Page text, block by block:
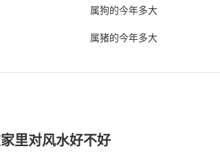
属狗的今年多大
属猪的今年多大
里对风水好不好